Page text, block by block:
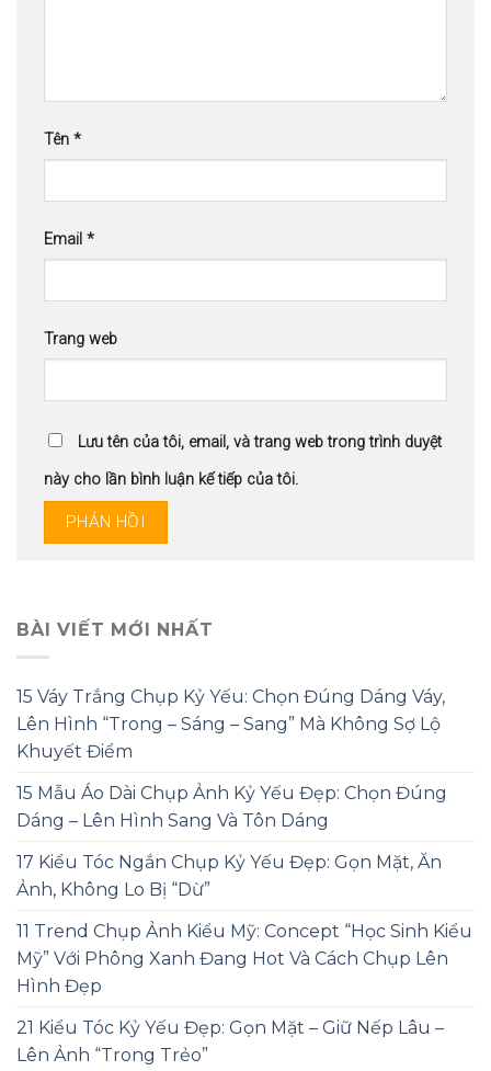
Tên *
Email *
Trang web
Lưu tên của tôi, email, và trang web trong trình duyệt
này cho lần bình luận kế tiếp của tôi.
BÀI VIẾT MỚI NHẤT
15 Váy Trắng Chụp Kỷ Yếu: Chọn Đúng Dáng Váy,
Lên Hình “Trong – Sáng – Sang” Mà Không Sợ Lộ
Khuyết Điểm
15 Mẫu Áo Dài Chụp Ảnh Kỷ Yếu Đẹp: Chọn Đúng
Dáng – Lên Hình Sang Và Tôn Dáng
17 Kiểu Tóc Ngắn Chụp Kỷ Yếu Đẹp: Gọn Mặt, Ăn
Ảnh, Không Lo Bị “Dừ”
11 Trend Chụp Ảnh Kiểu Mỹ: Concept “Học Sinh Kiểu
Mỹ” Với Phông Xanh Đang Hot Và Cách Chụp Lên
Hình Đẹp
21 Kiểu Tóc Kỷ Yếu Đẹp: Gọn Mặt – Giữ Nếp Lâu –
Lên Ảnh “Trong Trẻo”